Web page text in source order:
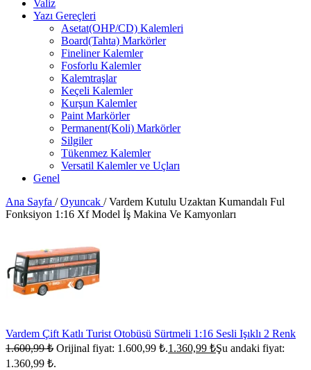
Valiz
Yazı Gereçleri
Asetat(OHP/CD) Kalemleri
Board(Tahta) Markörler
Fineliner Kalemler
Fosforlu Kalemler
Kalemtraşlar
Keçeli Kalemler
Kurşun Kalemler
Paint Markörler
Permanent(Koli) Markörler
Silgiler
Tükenmez Kalemler
Versatil Kalemler ve Uçları
Genel
Ana Sayfa / Oyuncak / Vardem Kutulu Uzaktan Kumandalı Ful
Fonksiyon 1:16 Xf Model İş Makina Ve Kamyonları
Vardem Çift Katlı Turist Otobüsü Sürtmeli 1:16 Sesli Işıklı 2 Renk
1.600,99₺ Orijinal fiyat: 1.600,99 ₺.1.360,99 ₺Şu andaki fiyat:
1.360,99 ₺.